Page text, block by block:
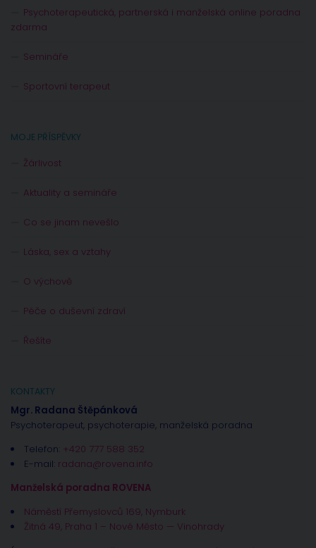
Psychoterapeutická, partnerská i manželská online poradna
zdarma
Semináře
Sportovní terapeut
MOJE PŘÍSPĚVKY
Žárlivost
Aktuality a semináře
Co se jinam nevešlo
Láska, sex a vztahy
O výchově
Péče o duševní zdraví
Řešíte
KONTAKTY
Mgr. Radana Štěpánková
Psychoterapeut, psychoterapie, manželská poradna
Telefon: +420 777 588 352
E-mail: radana@rovena.info
Manželská poradna ROVENA
Náměstí Přemyslovců 169, Nymburk
Žitná 49, Praha 1 – Nové Město — Vinohrady